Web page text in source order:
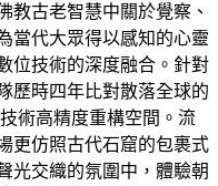
教古老智慧中關於覺察、
當代大眾得以感知的心靈
位技術的深度融合。針對
歷時四年比對散落全球的
術高精度重構空間。流
更仿照古代石窟的包裹式
光交織的氛圍中，體驗朝